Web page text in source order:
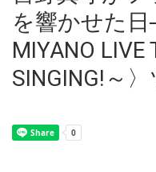
を響かせた
MIYANO LIVE
SINGING!～